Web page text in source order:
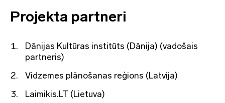
Projekta partneri
Dānijas Kultūras institūts (Dānija) (vadošais
partneris)
Vidzemes plānošanas reģions (Latvija)
Laimikis.LT (Lietuva)